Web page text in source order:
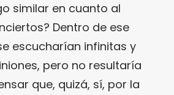
similar en cuanto al
Dentro de ese
escucharían infinitas y
pero no resultaría
que, quizá, sí, por la